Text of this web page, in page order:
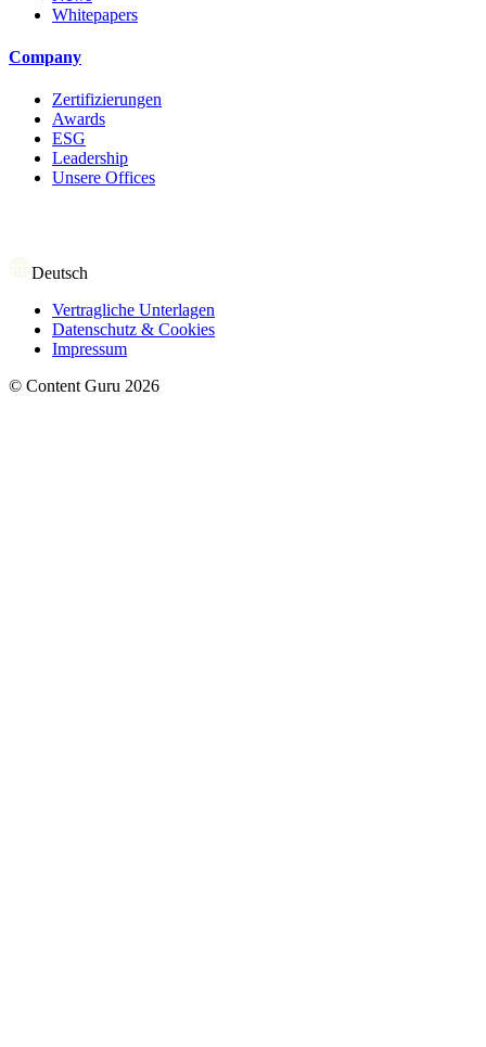
Whitepapers
Company
Zertifizierungen
Awards
ESG
Leadership
Unsere Offices
Deutsch
Vertragliche Unterlagen
Datenschutz & Cookies
Impressum
© Content Guru 2026